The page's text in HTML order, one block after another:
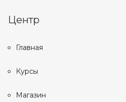
Центр
Главная
Курсы
Магазин